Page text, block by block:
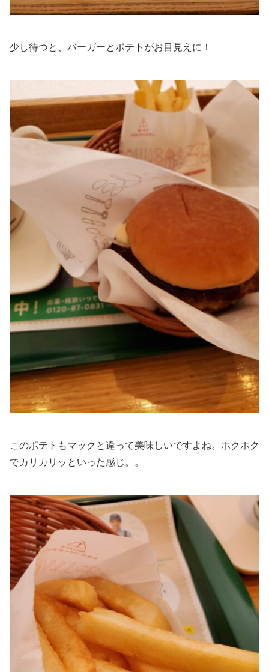
少し待つと、バーガーとポテトがお目見えに！
このポテトもマックと違って美味しいですよね。ホクホク
でカリカリッといった感じ。。